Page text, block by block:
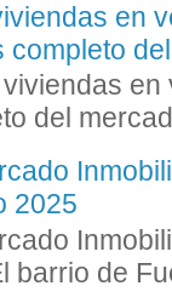
en
completo
del
2025
barrio de